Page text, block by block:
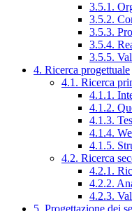
3.5.1.
3.5.2.
3.5.3.
3.5.4.
3.5.5.
4. Ricerca progettuale
4.1. Ricerca
4.1.1.
4.1.2.
4.1.3.
4.1.4.
4.1.5.
4.2. Ricerca
4.2.1.
4.2.2.
4.2.3.
5. Progettazione dei